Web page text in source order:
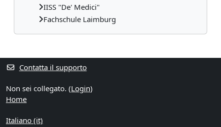
IISS "De' Medici"
Fachschule Laimburg
Blocchi supplementari
Contatta il supporto
Non sei collegato. (Login)
Home
Italiano ‎(it)‎